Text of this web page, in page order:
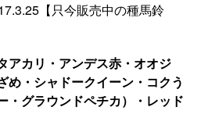
【只今販売中の種馬鈴
アカリ・アンデス赤・オオジ
め・シャドークイーン・コクう
・グラウンドペチカ）・レッド